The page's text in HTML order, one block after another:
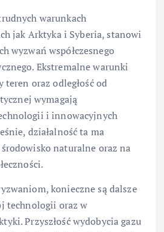
warunkach
jak Arktyka i Syberia, stanowi
wyzwań współczesnego
Ekstremalne warunki
oraz odległość od
wymagają
i innowacyjnych
działalność ta ma
środowisko naturalne oraz na
konieczne są dalsze
technologii oraz w
Przyszłość wydobycia gazu